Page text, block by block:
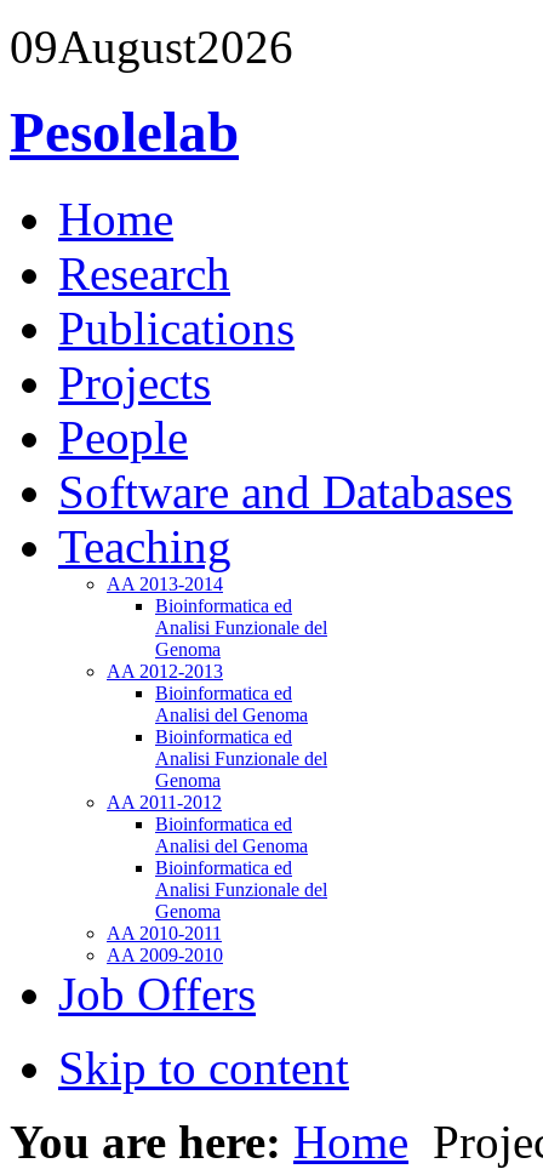
09August2026
Pesolelab
Home
Research
Publications
Projects
People
Software and Databases
Teaching
AA 2013-2014
Bioinformatica ed
Analisi Funzionale del
Genoma
AA 2012-2013
Bioinformatica ed
Analisi del Genoma
Bioinformatica ed
Analisi Funzionale del
Genoma
AA 2011-2012
Bioinformatica ed
Analisi del Genoma
Bioinformatica ed
Analisi Funzionale del
Genoma
AA 2010-2011
AA 2009-2010
Job Offers
Skip to content
You are here: Home